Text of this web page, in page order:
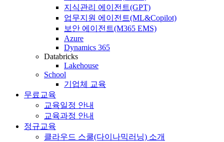
지식관리 에이전트(GPT)
업무지원 에이전트(ML&Copilot)
보안 에이전트(M365 EMS)
Azure
Dynamics 365
Databricks
Lakehouse
School
기업체 교육
무료교육
교육일정 안내
교육과정 안내
정규교육
클라우드 스쿨(다이나믹러닝) 소개